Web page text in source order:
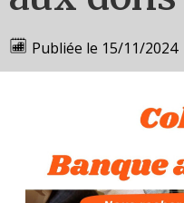
Publiée le 15/11/2024